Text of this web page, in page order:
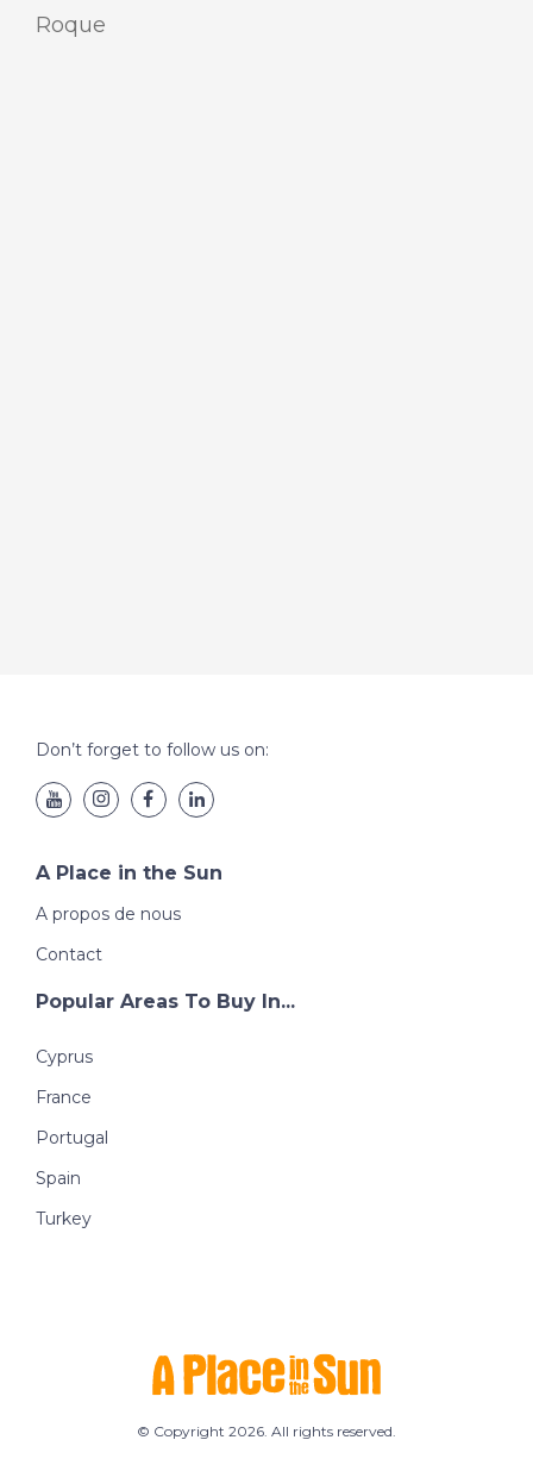
Roque
Don’t forget to follow us on:
A Place in the Sun
A propos de nous
Contact
Popular Areas To Buy In...
Cyprus
France
Portugal
Spain
Turkey
© Copyright 2026. All rights reserved.